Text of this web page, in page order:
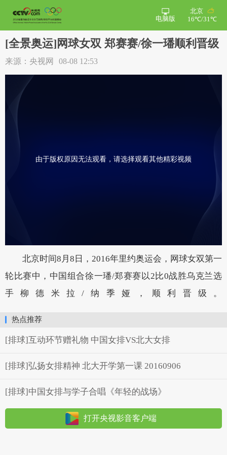
北京
16℃/31℃
电脑版
[全景奥运]网球女双 郑赛赛/徐一璠顺利晋级
来源：央视网 08-08 12:53
由于版权原因无法观看，请选择观看其他精彩视频
北京时间8月8日，2016年里约奥运会，网球女双第一
轮比赛中，中国组合徐一璠/郑赛赛以2比0战胜乌克兰选
手柳德米拉/纳季娅，顺利晋级。
热点推荐
[排球]互动环节赠礼物 中国女排VS北大女排
[排球]弘扬女排精神 北大开学第一课 20160906
[排球]中国女排与学子合唱《年轻的战场》
打开央视影音客户端